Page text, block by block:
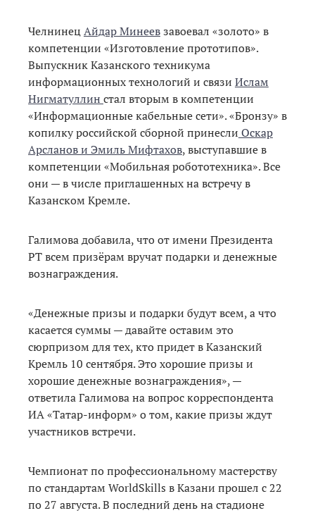
ЧелнинецАйдар Минеевзавоевал «золото» в
компетенции «Изготовление прототипов».
Выпускник Казанского техникума
информационных технологий и связи Ислам
Нигматуллин стал вторым в компетенции
«Информационные кабельные сети». «Бронзу» в
копилку российской сборной принесли Оскар
Арсланов и Эмиль Мифтахов, выступавшие в
компетенции «Мобильная робототехника». Все
они — в числе приглашенных на встречу в
Казанском Кремле.
Галимова добавила, что от имени Президента
РТ всем призёрам вручат подарки и денежные
вознаграждения.
«Денежные призы и подарки будут всем, а что
касается суммы — давайте оставим это
сюрпризом для тех, кто придет в Казанский
Кремль 10 сентября. Это хорошие призы и
хорошие денежные вознаграждения», —
ответила Галимова на вопрос корреспондента
ИА «Татар-информ» о том, какие призы ждут
участников встречи.
Чемпионат по профессиональному мастерству
по стандартам WorldSkills в Казани прошел с 22
по 27 августа. В последний день на стадионе